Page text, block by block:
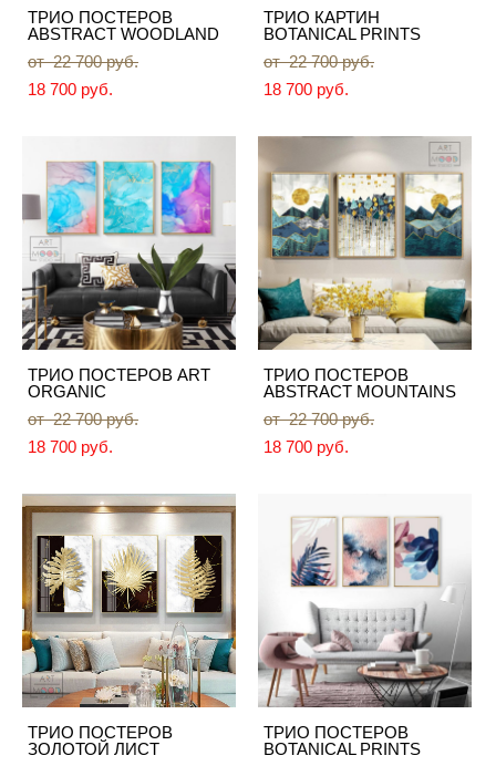
ТРИО ПОСТЕРОВ
ABSTRACT WOODLAND
от 22 700 pуб.
18 700 pуб.
ТРИО КАРТИН
BOTANICAL PRINTS
от 22 700 pуб.
18 700 pуб.
ТРИО ПОСТЕРОВ ART
ORGANIC
от 22 700 pуб.
18 700 pуб.
ТРИО ПОСТЕРОВ
ABSTRACT MOUNTAINS
от 22 700 pуб.
18 700 pуб.
ТРИО ПОСТЕРОВ
ЗОЛОТОЙ ЛИСТ
ТРИО ПОСТЕРОВ
BOTANICAL PRINTS